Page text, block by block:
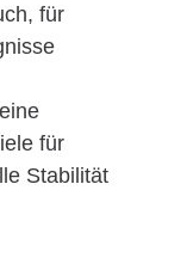
für
für
Stabilität